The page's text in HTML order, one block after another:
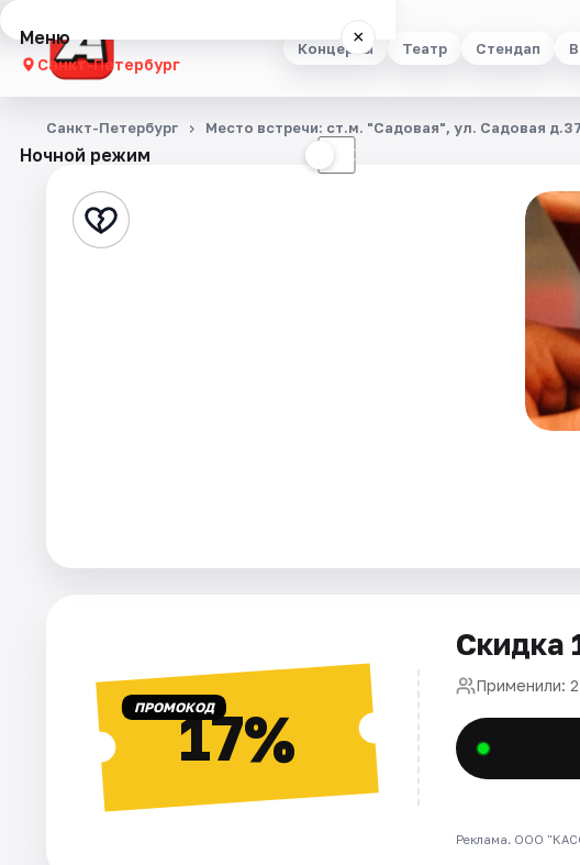
Концерты Театр Стендап
Меню ×
Санкт-Петербург
Концерты
Стендап
Рейтинги
Ночной режим ☾
Санкт-Петербург Место встречи: ст.м. "Садовая", ул. Садовая д.37
ПРОМОКОД17%
Скидка
Применили:
Реклама. ООО